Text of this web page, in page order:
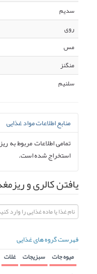
سدیم
روی
مس
منگنز
سلنیم
منابع اطلاعات مواد غذایی
تمامی اطلاعات مربوط به
استخراج شده است.
یافتن کالری و
فهرست گروه های غذایی
میوه جات سبزیجات غلات